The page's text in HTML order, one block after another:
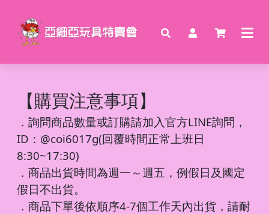
【購買注意事項】
． 詢問商品數量或訂購請加入官方LINE詢問，
ID：@coi6017g(回覆時間正常上班日
8:30~17:30)
．商品出貨時間為週一～週五，例假日及國定
假日不出貨。
．商品下單後依順序4-7個工作天內出貨，請耐